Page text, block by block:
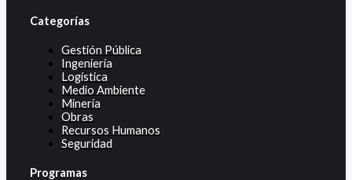
Categorías
Gestión Pública
Ingeniería
Logística
Medio Ambiente
Minería
Obras
Recursos Humanos
Seguridad
Programas